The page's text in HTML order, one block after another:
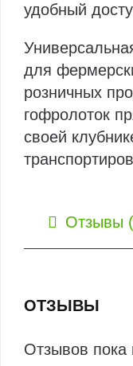
удобный
для
розничных
гофролоток
своей
Отзывы
ОТЗЫВЫ
Отзывов пока